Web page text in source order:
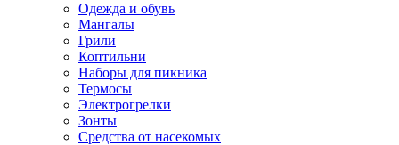
Одежда и обувь
Мангалы
Грили
Коптильни
Наборы для пикника
Термосы
Электрогрелки
Зонты
Средства от насекомых